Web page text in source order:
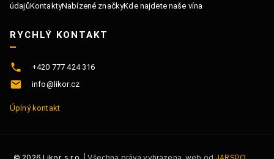
údajůKontaktyNabízené značkyKde najdete naše vína
RYCHLÝ KONTAKT
+420 777 424 316
info@likor.cz
Úplný kontakt